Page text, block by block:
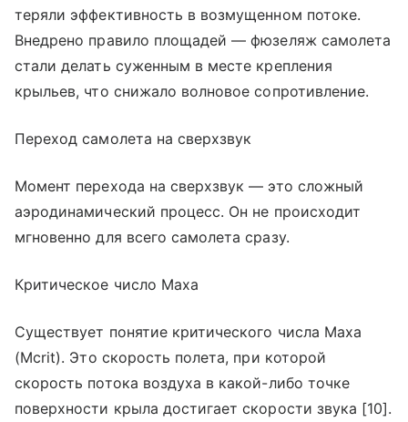
теряли эффективность в возмущенном потоке.
Внедрено правило площадей — фюзеляж самолета
стали делать суженным в месте крепления
крыльев, что снижало волновое сопротивление.
Переход самолета на сверхзвук
Момент перехода на сверхзвук — это сложный
аэродинамический процесс. Он не происходит
мгновенно для всего самолета сразу.
Критическое число Маха
Существует понятие критического числа Маха
(Mcrit). Это скорость полета, при которой
скорость потока воздуха в какой-либо точке
поверхности крыла достигает скорости звука [10].